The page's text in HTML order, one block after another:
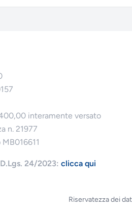
interamente versato
n. 21977
24/2023: clicca qui
Riservatezza dei